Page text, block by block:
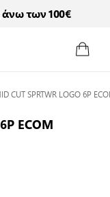
των 100€
CUT SPRTWR LOGO 6P
ECOM